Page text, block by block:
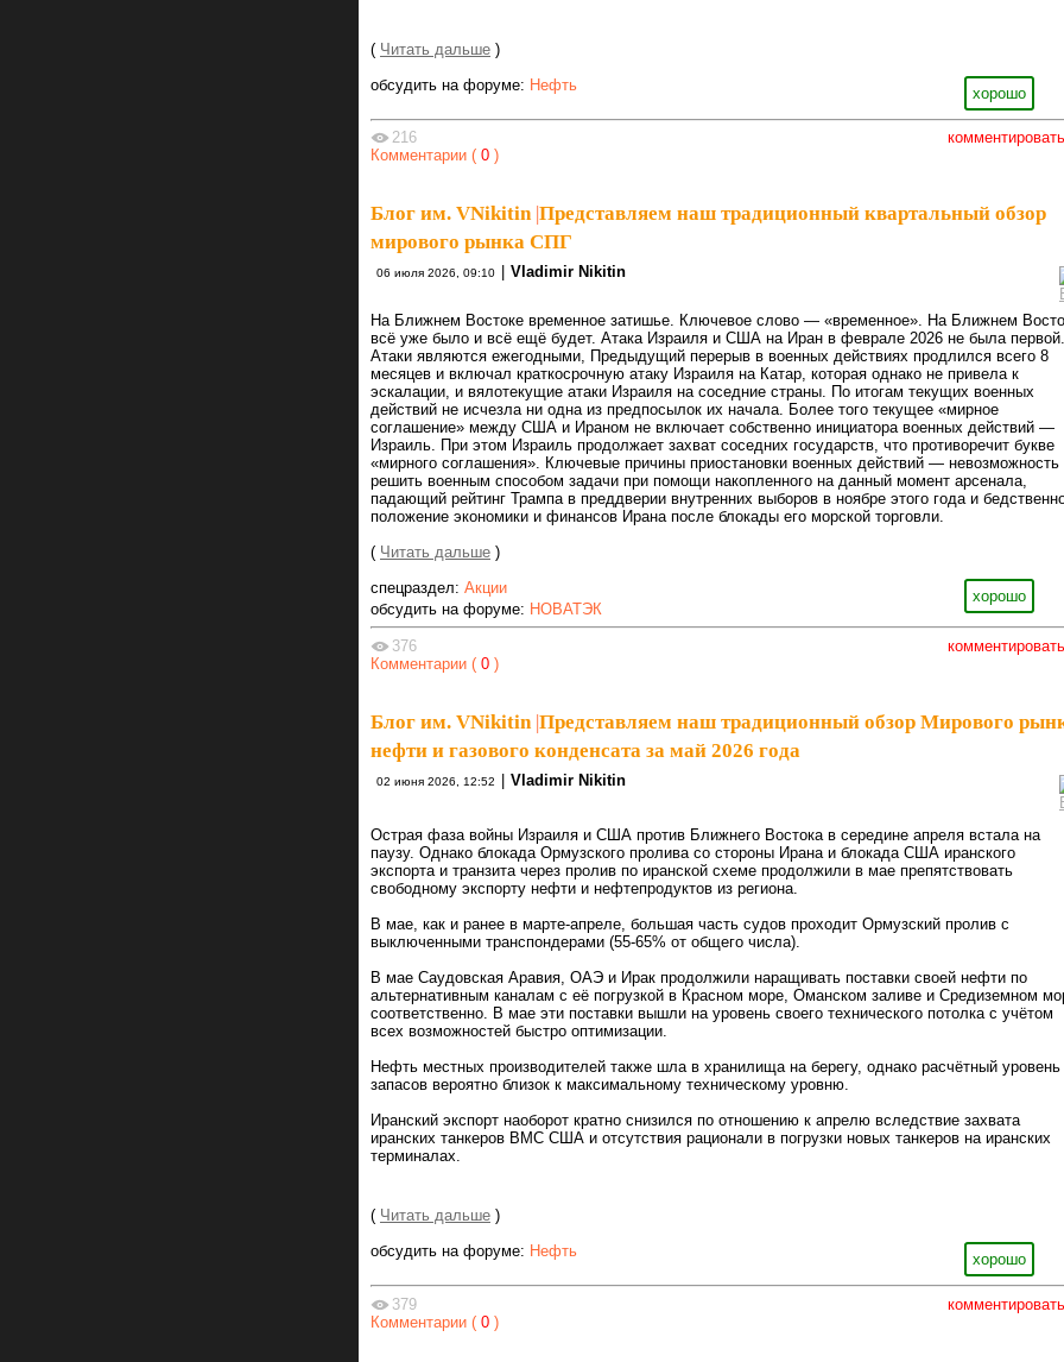
( Читать дальше )
хорошо
обсудить на форуме: Нефть
комментировать
216
Комментарии ( 0 )
Блог им. VNikitin| Представляем наш традиционный квартальный обзор
мирового рынка СПГ
06 июля 2026, 09:10 Vladimir Nikitin
На Ближнем Востоке временное затишье. Ключевое слово — «временное». На Ближнем
всё уже было и всё ещё будет. Атака Израиля и США на Иран в феврале 2026 не была первой.
Атаки являются ежегодными, Предыдущий перерыв в военных действиях продлился всего 8
месяцев и включал краткосрочную атаку Израиля на Катар, которая однако не привела к
эскалации, и вялотекущие атаки Израиля на соседние страны. По итогам текущих военных
действий не исчезла ни одна из предпосылок их начала. Более того текущее «мирное
соглашение» между США и Ираном не включает собственно инициатора военных действий —
Израиль. При этом Израиль продолжает захват соседних государств, что противоречит букве
«мирного соглашения». Ключевые причины приостановки военных действий — невозможность
решить военным способом задачи при помощи накопленного на данный момент арсенала,
падающий рейтинг Трампа в преддверии внутренних выборов в ноябре этого года и
положение экономики и финансов Ирана после блокады его морской торговли.
( Читать дальше )
хорошо
спецраздел: Акции
обсудить на форуме: НОВАТЭК
комментировать
376
Комментарии ( 0 )
Блог им. VNikitin |Представляем наш традиционный обзор Мирового
нефти и газового конденсата за май 2026 года
02 июня 2026, 12:52 | Vladimir Nikitin
Острая фаза войны Израиля и США против Ближнего Востока в середине апреля встала на
паузу. Однако блокада Ормузского пролива со стороны Ирана и блокада США иранского
экспорта и транзита через пролив по иранской схеме продолжили в мае препятствовать
свободному экспорту нефти и нефтепродуктов из региона.
В мае, как и ранее в марте-апреле, большая часть судов проходит Ормузский пролив с
выключенными транспондерами (55-65% от общего числа).
В мае Саудовская Аравия, ОАЭ и Ирак продолжили наращивать поставки своей нефти по
альтернативным каналам с её погрузкой в Красном море, Оманском заливе и Средиземном
соответственно. В мае эти поставки вышли на уровень своего технического потолка с учётом
всех возможностей быстро оптимизации.
Нефть местных производителей также шла в хранилища на берегу, однако расчётный уровень
запасов вероятно близок к максимальному техническому уровню.
Иранский экспорт наоборот кратно снизился по отношению к апрелю вследствие захвата
иранских танкеров ВМС США и отсутствия рационали в погрузки новых танкеров на иранских
терминалах.
( Читать дальше )
хорошо
обсудить на форуме: Нефть
комментировать
379
Комментарии ( 0 )